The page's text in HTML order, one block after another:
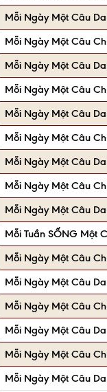
Mỗi Ngày Một Câu
Mỗi Ngày Một Câu
Mỗi Ngày Một Câu
Mỗi Ngày Một Câu
Mỗi Ngày Một Câu
Mỗi Ngày Một Câu
Mỗi Ngày Một Câu
Mỗi Ngày Một Câu
Mỗi Ngày Một Câu
Mỗi Tuần SỐNG Một
Mỗi Ngày Một Câu
Mỗi Ngày Một Câu
Mỗi Ngày Một Câu
Mỗi Ngày Một Câu
Mỗi Ngày Một Câu
Mỗi Ngày Một Câu